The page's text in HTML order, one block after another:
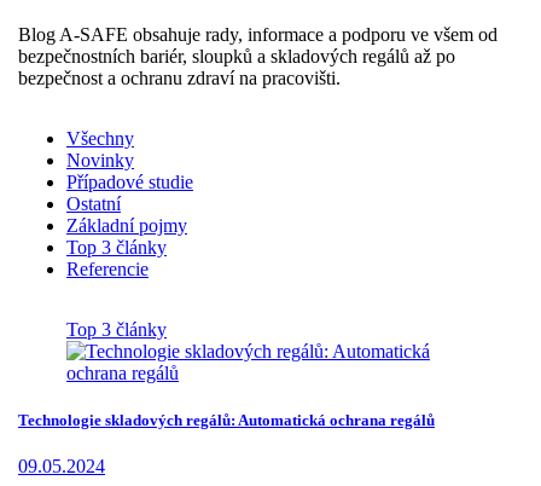
Blog A-SAFE obsahuje rady, informace a podporu ve všem od
bezpečnostních bariér, sloupků a skladových regálů až po
bezpečnost a ochranu zdraví na pracovišti.
Všechny
Novinky
Případové studie
Ostatní
Základní pojmy
Top 3 články
Referencie
Top 3 články
Technologie skladových regálů: Automatická ochrana regálů
09.05.2024